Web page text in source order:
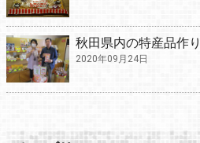
秋田県内の特産品作
2020年09月24日